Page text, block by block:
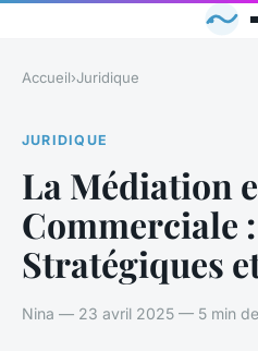
Accueil›Juridique
JURIDIQUE
La Médiation
Commerciale
Stratégiques
Nina — 23 avril 2025 — 5 min